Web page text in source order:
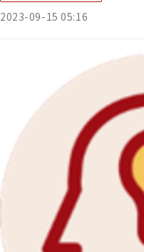
2023-09-15 05:16